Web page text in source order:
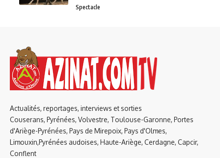
Spectacle
Actualités, reportages, interviews et sorties
Couserans, Pyrénées, Volvestre, Toulouse-Garonne, Portes
d'Ariège-Pyrénées, Pays de Mirepoix, Pays d'Olmes,
Limouxin,Pyrénées audoises, Haute-Ariège, Cerdagne, Capcir,
Conflent